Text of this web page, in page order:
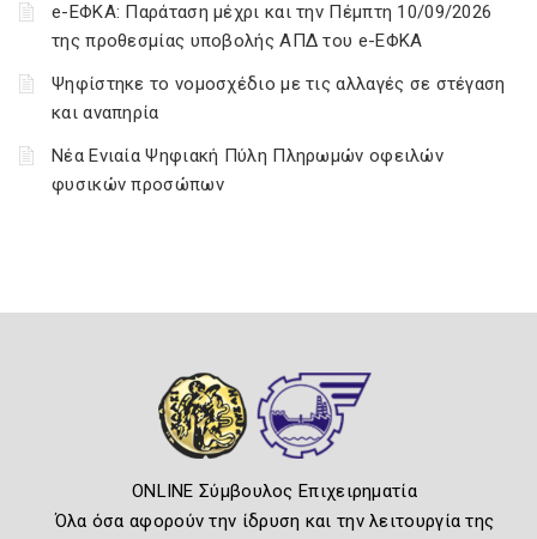
e-ΕΦΚΑ: Παράταση μέχρι και την Πέμπτη 10/09/2026
της προθεσμίας υποβολής ΑΠΔ του e-ΕΦΚΑ
Ψηφίστηκε το νομοσχέδιο με τις αλλαγές σε στέγαση
και αναπηρία
Νέα Ενιαία Ψηφιακή Πύλη Πληρωμών οφειλών
φυσικών προσώπων
ONLINE Σύμβουλος Επιχειρηματία
Όλα όσα αφορούν την ίδρυση και την λειτουργία της